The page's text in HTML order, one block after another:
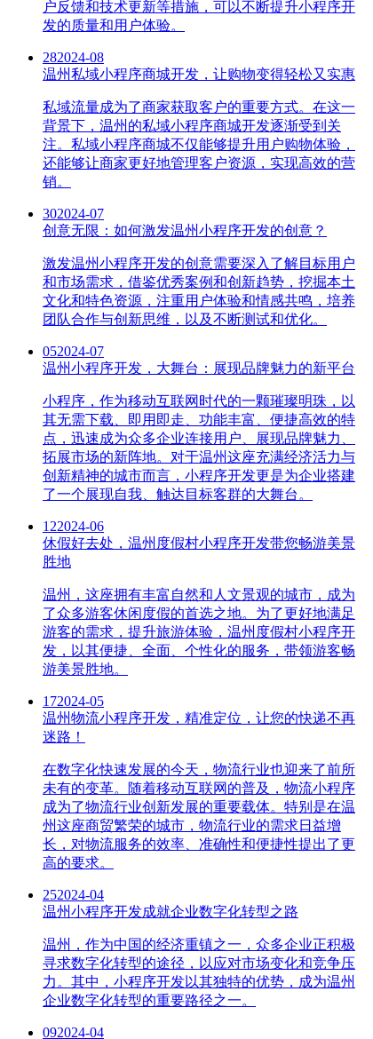
户反馈和技术更新等措施，可以不断提升小程序开
发的质量和用户体验。
282024-08
温州私域小程序商城开发，让购物变得轻松又实惠
私域流量成为了商家获取客户的重要方式。在这一
背景下，温州的私域小程序商城开发逐渐受到关
注。私域小程序商城不仅能够提升用户购物体验，
还能够让商家更好地管理客户资源，实现高效的营
销。
302024-07
创意无限：如何激发温州小程序开发的创意？
激发温州小程序开发的创意需要深入了解目标用户
和市场需求，借鉴优秀案例和创新趋势，挖掘本土
文化和特色资源，注重用户体验和情感共鸣，培养
团队合作与创新思维，以及不断测试和优化。
052024-07
温州小程序开发，大舞台：展现品牌魅力的新平台
小程序，作为移动互联网时代的一颗璀璨明珠，以
其无需下载、即用即走、功能丰富、便捷高效的特
点，迅速成为众多企业连接用户、展现品牌魅力、
拓展市场的新阵地。对于温州这座充满经济活力与
创新精神的城市而言，小程序开发更是为企业搭建
了一个展现自我、触达目标客群的大舞台。
122024-06
休假好去处，温州度假村小程序开发带您畅游美景
胜地
温州，这座拥有丰富自然和人文景观的城市，成为
了众多游客休闲度假的首选之地。为了更好地满足
游客的需求，提升旅游体验，温州度假村小程序开
发，以其便捷、全面、个性化的服务，带领游客畅
游美景胜地。
172024-05
温州物流小程序开发，精准定位，让您的快递不再
迷路！
在数字化快速发展的今天，物流行业也迎来了前所
未有的变革。随着移动互联网的普及，物流小程序
成为了物流行业创新发展的重要载体。特别是在温
州这座商贸繁荣的城市，物流行业的需求日益增
长，对物流服务的效率、准确性和便捷性提出了更
高的要求。
252024-04
温州小程序开发成就企业数字化转型之路
温州，作为中国的经济重镇之一，众多企业正积极
寻求数字化转型的途径，以应对市场变化和竞争压
力。其中，小程序开发以其独特的优势，成为温州
企业数字化转型的重要路径之一。
092024-04